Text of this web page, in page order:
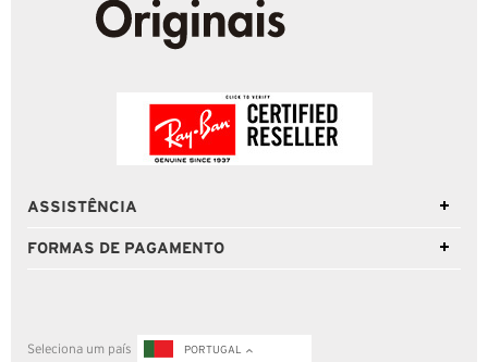
ASSISTÊNCIA
FORMAS DE PAGAMENTO
Seleciona um país PORTUGAL